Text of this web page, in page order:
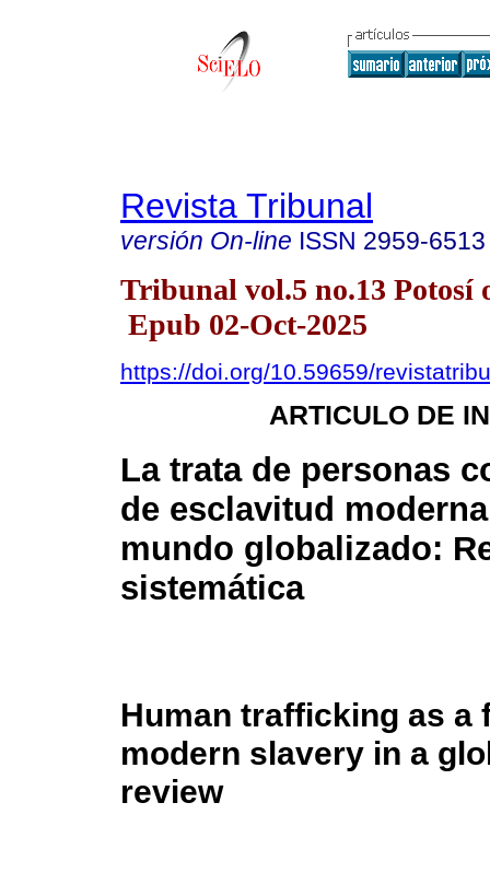
Revista Tribunal
versión On-line ISSN 2959-6513
Tribunal vol.5 no.13 Potosí
Epub 02-Oct-2025
https://doi.org/10.59659/
ARTICULO DE
La trata de personas
de esclavitud
mundo globalizado:
sistemática
Human trafficking as a
modern slavery in a
review